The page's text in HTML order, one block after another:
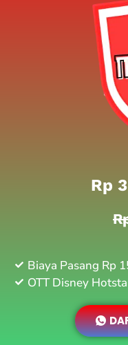
Rp
Biaya Pasang Rp
OTT Disney